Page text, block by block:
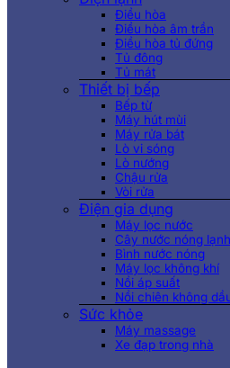
Điều hòa
Điều hòa âm trần
Điều hòa tủ đứng
Tủ đông
Tủ mát
Thiết bị bếp
Bếp từ
Máy hút mùi
Máy rửa bát
Lò vi sóng
Lò nướng
Chậu rửa
Vòi rửa
Điện gia dụng
Máy lọc nước
Cây nước nóng lạnh
Bình nước nóng
Máy lọc không khí
Nồi áp suất
Nồi chiên không
Sức khỏe
Máy massage
Xe đạp trong nhà